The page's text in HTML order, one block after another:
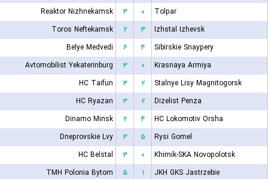
Reaktor Nizhnekamsk
۳ ۰
Tolpar
Toros Neftekamsk
۲ ۳
Izhstal Izhevsk
Belye Medvedi
۶ ۴
Sibirskie Snaypery
Avtomobilist Yekaterinburg
۳ ۰
Krasnaya Armiya
HC Taifun
۳ ۲
Stalnye Lisy Magnitogorsk
HC Ryazan
۳ ۲
Dizelist Penza
Dinamo Minsk
۲ ۴
HC Lokomotiv Orsha
Dneprovskie Lvy
۳ ۵
Rysi Gomel
HC Belstal
۳ ۰
Khimik-SKA Novopolotsk
TMH Polonia Bytom
۵ ۱
JKH GKS Jastrzebie